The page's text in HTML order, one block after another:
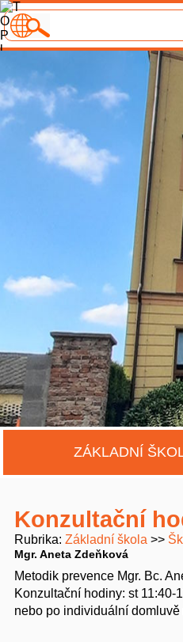
ZÁKLADNÍ
Konzultační
Rubrika Základní škola
Mgr. Aneta Zdeňková
Metodik prevence Mgr. Bc.
Konzultační hodiny: st 11:40-
nebo po individuální